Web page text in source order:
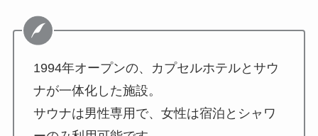
1994年オープンの、カプセルホテルとサウ
ナが一体化した施設。
サウナは男性専用で、女性は宿泊とシャワ